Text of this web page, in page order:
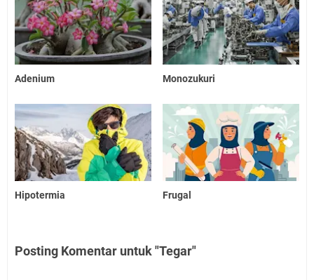
Adenium Monozukuri
Hipotermia Frugal
Posting Komentar untuk "Tegar"